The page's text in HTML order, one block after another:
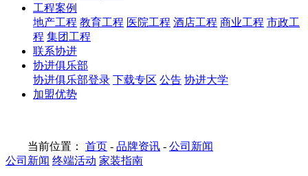
工程案例
地产工程 教育工程 医院工程 酒店工程 商业工程 市政工
程 集团工程
联系协进
协进俱乐部
协进俱乐部登录 下载专区 公告 协进大学
加盟优势
当前位置： 首页 - 品牌资讯 - 公司新闻
公司新闻 终端活动 家装指南